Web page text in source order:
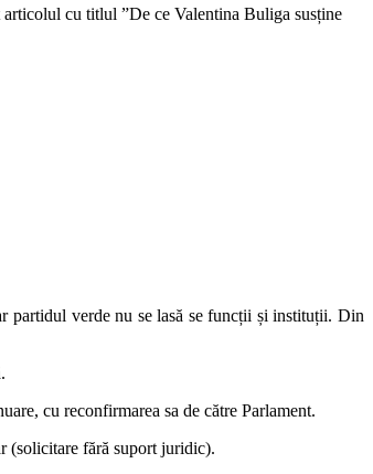
cu titlul ”De ce Valentina Buliga susține
partidul verde nu se lasă se funcții și instituții. Din
cu reconfirmarea sa de către Parlament.
(solicitare fără suport juridic).